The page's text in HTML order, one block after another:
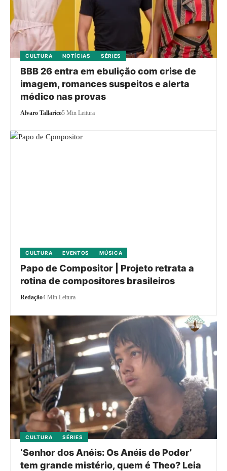
CULTURA NOTÍCIAS SÉRIES
BBB 26 entra em ebulição com crise de
imagem, romances suspeitos e alerta
médico nas provas
Alvaro Tallarico5 Min Leitura
CULTURA EVENTOS MÚSICA
Papo de Compositor | Projeto retrata a
rotina de compositores brasileiros
Redação4 Min Leitura
CULTURA SÉRIES
‘Senhor dos Anéis: Os Anéis de Poder’
tem grande mistério, quem é Theo? Leia